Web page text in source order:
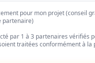
pour mon projet (conseil
partenaire)
par 1 à 3 partenaires vérifiés
traitées conformément à la